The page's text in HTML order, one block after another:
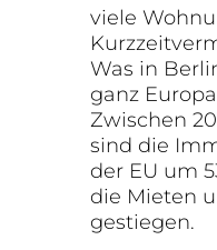
viele
Was in
ganz
Zwischen
sind die
der EU um
die Mieten
gestiegen.